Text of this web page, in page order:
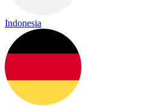
Indonesia